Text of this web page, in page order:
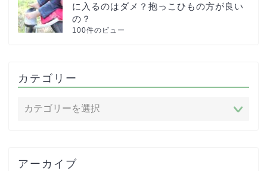
に入るのはダメ？抱っこひもの方が良い
の？
100件のビュー
カテゴリー
アーカイブ